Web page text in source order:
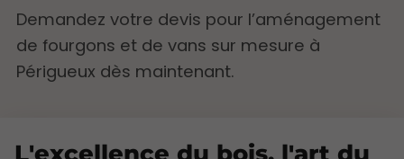
Demandez votre devis pour l’aménagement
de fourgons et de vans sur mesure à
Périgueux dès maintenant.